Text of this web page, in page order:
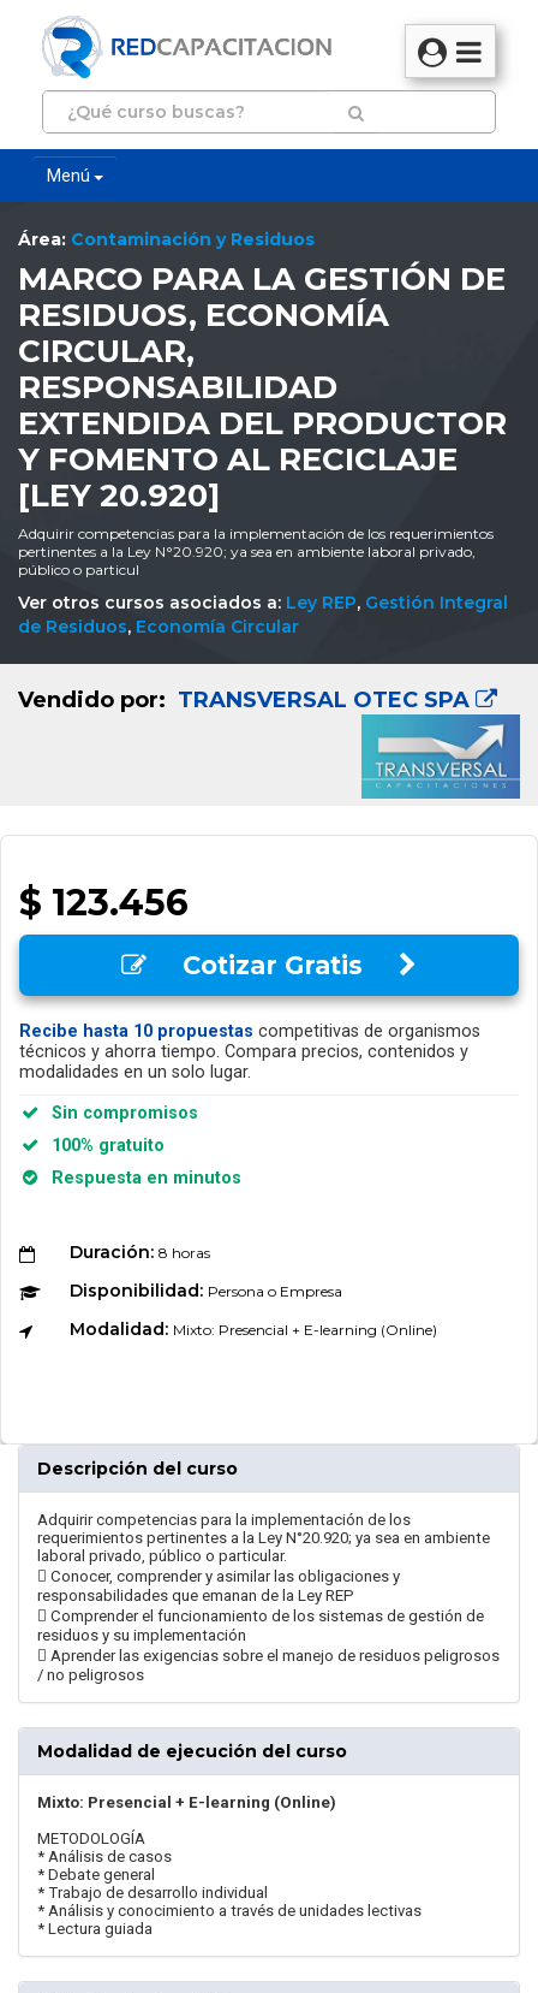
Menú
Área: Contaminación y Residuos
MARCO PARA LA GESTIÓN DE
RESIDUOS, ECONOMÍA
CIRCULAR,
RESPONSABILIDAD
EXTENDIDA DEL PRODUCTOR
Y FOMENTO AL RECICLAJE
[LEY 20.920]
Adquirir competencias para la implementación de los requerimientos
pertinentes a la Ley N°20.920; ya sea en ambiente laboral privado,
público o particul
Ver otros cursos asociados a: Ley REP, Gestión Integral
de Residuos, Economía Circular
Vendido por: TRANSVERSAL OTEC SPA
$ 123.456
Cotizar Gratis
Recibe hasta 10 propuestas competitivas de organismos
técnicos y ahorra tiempo. Compara precios, contenidos y
modalidades en un solo lugar.
Sin compromisos
100% gratuito
Respuesta en minutos
Duración: 8 horas
Disponibilidad: Persona o Empresa
Modalidad: Mixto: Presencial + E-learning (Online)
Descripción del curso
Adquirir competencias para la implementación de los
requerimientos pertinentes a la Ley N°20.920; ya sea en ambiente
laboral privado, público o particular.
 Conocer, comprender y asimilar las obligaciones y
responsabilidades que emanan de la Ley REP
 Comprender el funcionamiento de los sistemas de gestión de
residuos y su implementación
 Aprender las exigencias sobre el manejo de residuos peligrosos
/ no peligrosos
Modalidad de ejecución del curso
Mixto: Presencial + E-learning (Online)
METODOLOGÍA
* Análisis de casos
* Debate general
* Trabajo de desarrollo individual
* Análisis y conocimiento a través de unidades lectivas
* Lectura guiada